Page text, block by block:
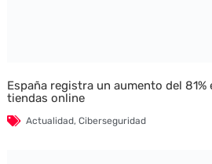
España registra un aumento del
tiendas online
Actualidad, Ciberseguridad